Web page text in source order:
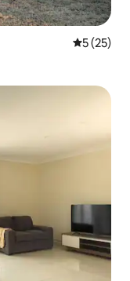
Ukadiriaji
5 (25)